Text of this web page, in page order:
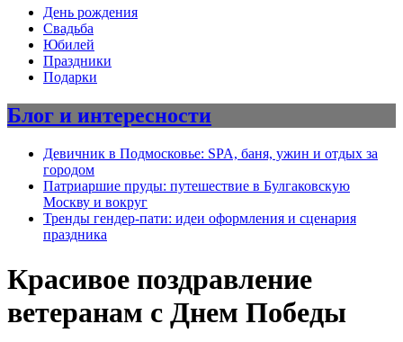
День рождения
Свадьба
Юбилей
Праздники
Подарки
Блог и интересности
Девичник в Подмосковье: SPA, баня, ужин и отдых за
городом
Патриаршие пруды: путешествие в Булгаковскую
Москву и вокруг
Тренды гендер-пати: идеи оформления и сценария
праздника
Красивое поздравление
ветеранам с Днем Победы